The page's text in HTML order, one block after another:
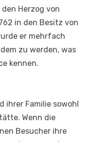
Herzog von
in den Besitz von
er mehrfach
zu werden, was
kennen.
ihrer Familie sowohl
Wenn die
Besucher ihre